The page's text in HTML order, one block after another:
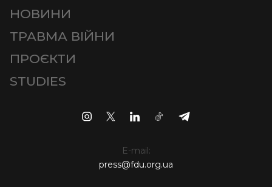
НОВИНИ
ТРАВМА ВІЙНИ
ПРОЄКТИ
STUDIES
E-mail:
press@fdu.org.ua